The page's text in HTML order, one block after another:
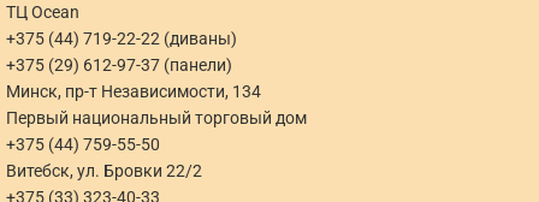
ТЦ Ocean
+375 (44) 719-22-22 (диваны)
+375 (29) 612-97-37 (панели)
Минск, пр-т Независимости, 134
Первый национальный торговый дом
+375 (44) 759-55-50
Витебск, ул. Бровки 22/2
+375 (33) 323-40-33